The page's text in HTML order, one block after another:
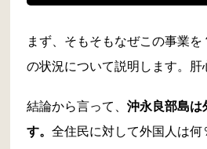
まず、そもそもなぜこの事業
の状況について説明します。肝
結論から言って、沖永良部島は
す。全住民に対して外国人は何